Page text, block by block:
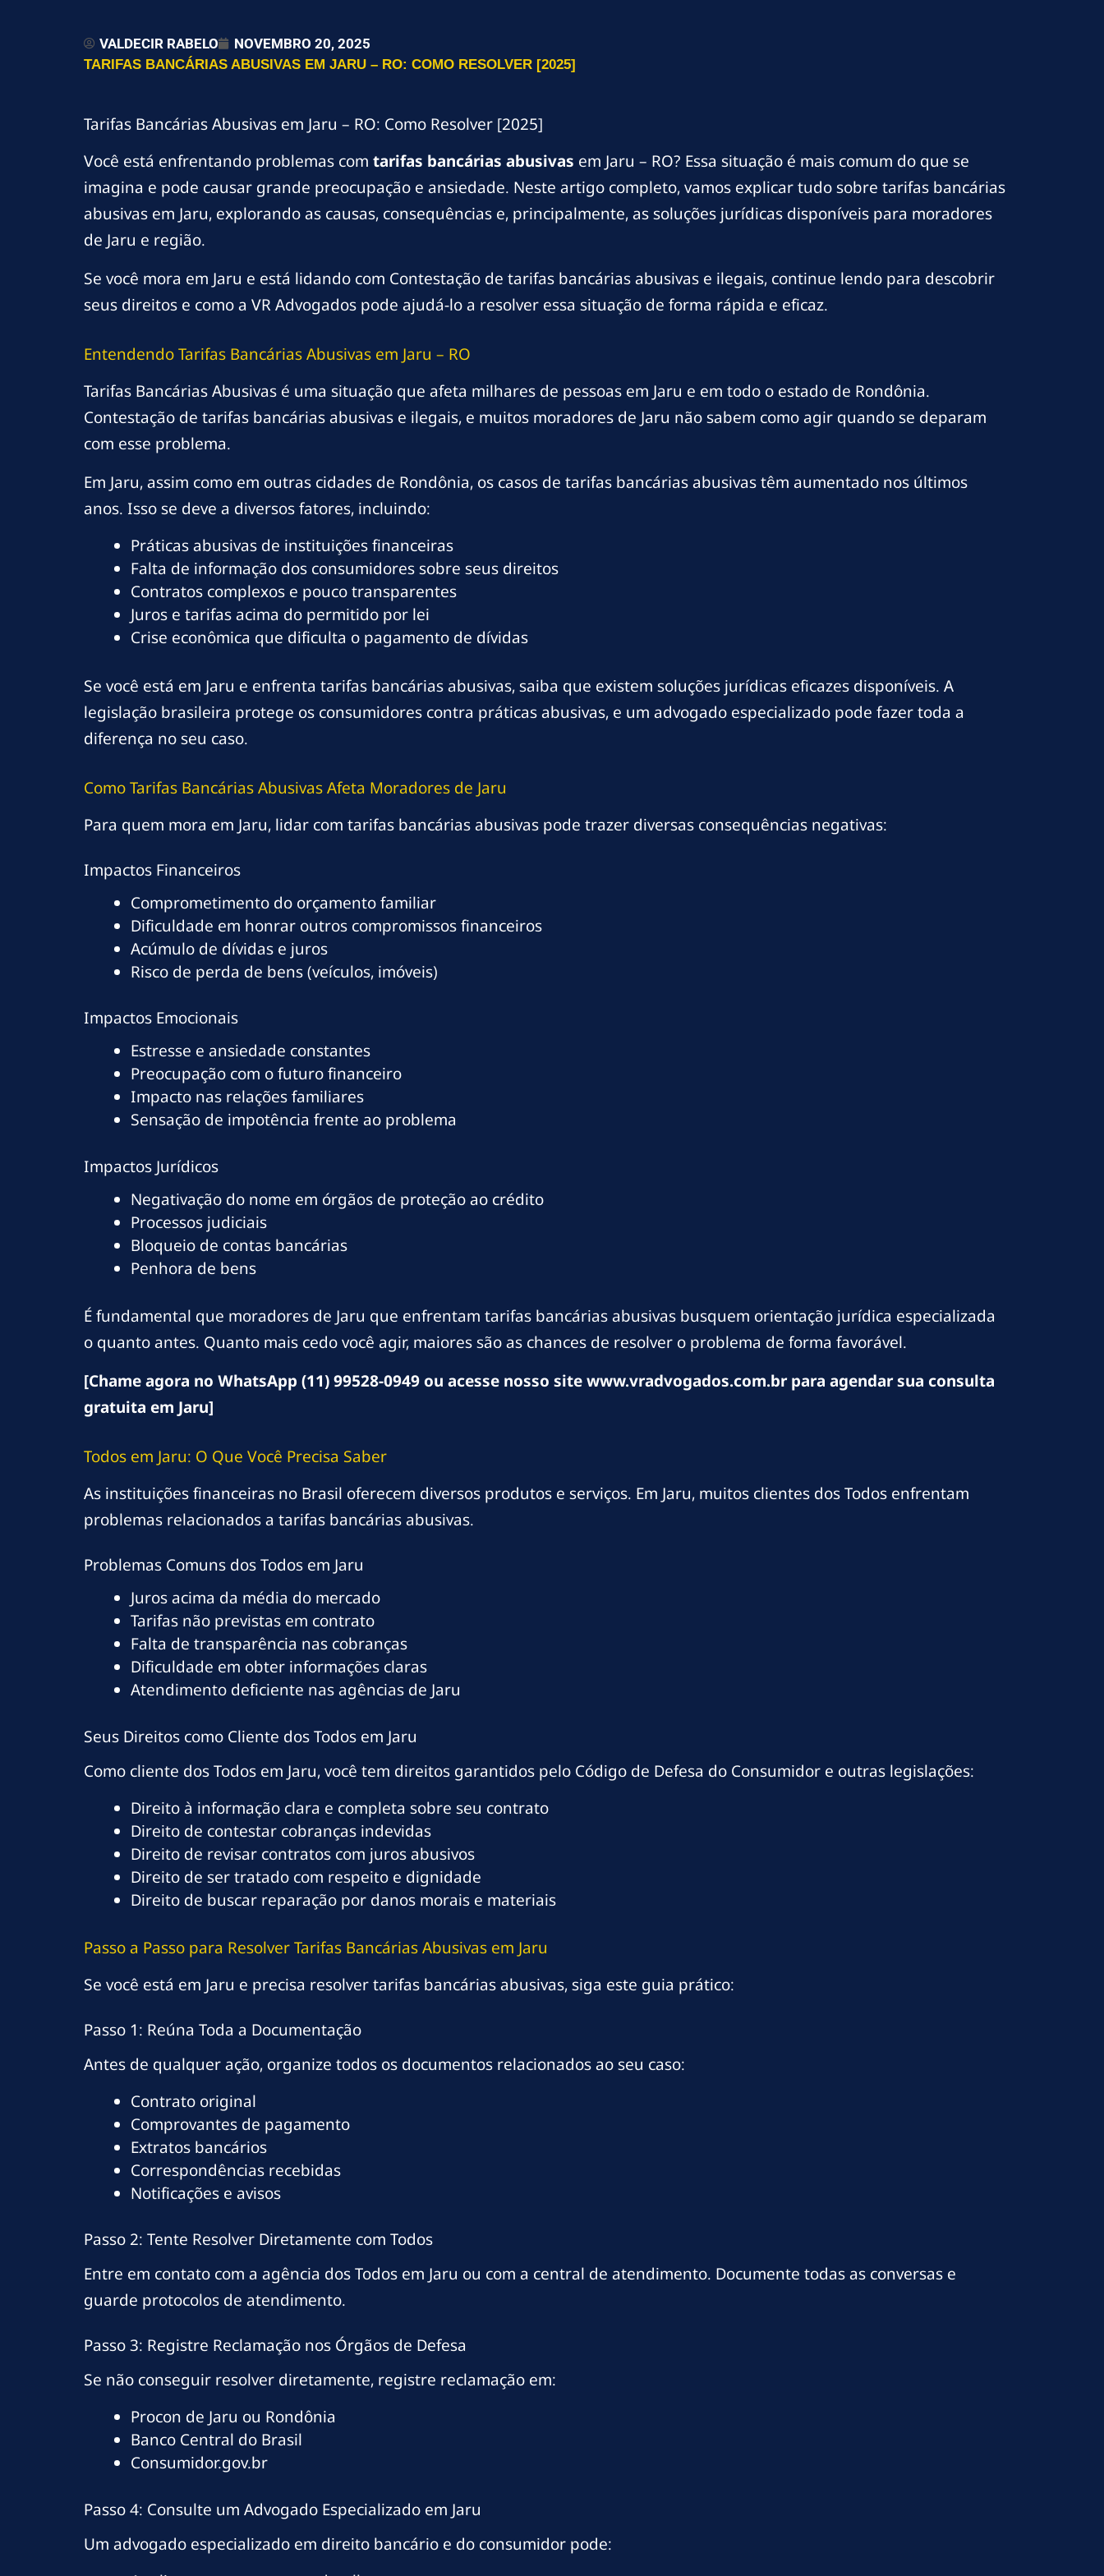
VALDECIR RABELO NOVEMBRO 20, 2025
TARIFAS BANCÁRIAS ABUSIVAS EM JARU – RO: COMO RESOLVER [2025]
Tarifas Bancárias Abusivas em Jaru – RO: Como Resolver [2025]
Você está enfrentando problemas com tarifas bancárias abusivas em Jaru – RO? Essa situação é mais comum do que se
imagina e pode causar grande preocupação e ansiedade. Neste artigo completo, vamos explicar tudo sobre tarifas bancárias
abusivas em Jaru, explorando as causas, consequências e, principalmente, as soluções jurídicas disponíveis para moradores
de Jaru e região.
Se você mora em Jaru e está lidando com Contestação de tarifas bancárias abusivas e ilegais, continue lendo para descobrir
seus direitos e como a VR Advogados pode ajudá-lo a resolver essa situação de forma rápida e eficaz.
Entendendo Tarifas Bancárias Abusivas em Jaru – RO
Tarifas Bancárias Abusivas é uma situação que afeta milhares de pessoas em Jaru e em todo o estado de Rondônia.
Contestação de tarifas bancárias abusivas e ilegais, e muitos moradores de Jaru não sabem como agir quando se deparam
com esse problema.
Em Jaru, assim como em outras cidades de Rondônia, os casos de tarifas bancárias abusivas têm aumentado nos últimos
anos. Isso se deve a diversos fatores, incluindo:
Práticas abusivas de instituições financeiras
Falta de informação dos consumidores sobre seus direitos
Contratos complexos e pouco transparentes
Juros e tarifas acima do permitido por lei
Crise econômica que dificulta o pagamento de dívidas
Se você está em Jaru e enfrenta tarifas bancárias abusivas, saiba que existem soluções jurídicas eficazes disponíveis. A
legislação brasileira protege os consumidores contra práticas abusivas, e um advogado especializado pode fazer toda a
diferença no seu caso.
Como Tarifas Bancárias Abusivas Afeta Moradores de Jaru
Para quem mora em Jaru, lidar com tarifas bancárias abusivas pode trazer diversas consequências negativas:
Impactos Financeiros
Comprometimento do orçamento familiar
Dificuldade em honrar outros compromissos financeiros
Acúmulo de dívidas e juros
Risco de perda de bens (veículos, imóveis)
Impactos Emocionais
Estresse e ansiedade constantes
Preocupação com o futuro financeiro
Impacto nas relações familiares
Sensação de impotência frente ao problema
Impactos Jurídicos
Negativação do nome em órgãos de proteção ao crédito
Processos judiciais
Bloqueio de contas bancárias
Penhora de bens
É fundamental que moradores de Jaru que enfrentam tarifas bancárias abusivas busquem orientação jurídica especializada
o quanto antes. Quanto mais cedo você agir, maiores são as chances de resolver o problema de forma favorável.
[Chame agora no WhatsApp (11) 99528-0949 ou acesse nosso site www.vradvogados.com.br para agendar sua consulta
gratuita em Jaru]
Todos em Jaru: O Que Você Precisa Saber
As instituições financeiras no Brasil oferecem diversos produtos e serviços. Em Jaru, muitos clientes dos Todos enfrentam
problemas relacionados a tarifas bancárias abusivas.
Problemas Comuns dos Todos em Jaru
Juros acima da média do mercado
Tarifas não previstas em contrato
Falta de transparência nas cobranças
Dificuldade em obter informações claras
Atendimento deficiente nas agências de Jaru
Seus Direitos como Cliente dos Todos em Jaru
Como cliente dos Todos em Jaru, você tem direitos garantidos pelo Código de Defesa do Consumidor e outras legislações:
Direito à informação clara e completa sobre seu contrato
Direito de contestar cobranças indevidas
Direito de revisar contratos com juros abusivos
Direito de ser tratado com respeito e dignidade
Direito de buscar reparação por danos morais e materiais
Passo a Passo para Resolver Tarifas Bancárias Abusivas em Jaru
Se você está em Jaru e precisa resolver tarifas bancárias abusivas, siga este guia prático:
Passo 1: Reúna Toda a Documentação
Antes de qualquer ação, organize todos os documentos relacionados ao seu caso:
Contrato original
Comprovantes de pagamento
Extratos bancários
Correspondências recebidas
Notificações e avisos
Passo 2: Tente Resolver Diretamente com Todos
Entre em contato com a agência dos Todos em Jaru ou com a central de atendimento. Documente todas as conversas e
guarde protocolos de atendimento.
Passo 3: Registre Reclamação nos Órgãos de Defesa
Se não conseguir resolver diretamente, registre reclamação em:
Procon de Jaru ou Rondônia
Banco Central do Brasil
Consumidor.gov.br
Passo 4: Consulte um Advogado Especializado em Jaru
Um advogado especializado em direito bancário e do consumidor pode: